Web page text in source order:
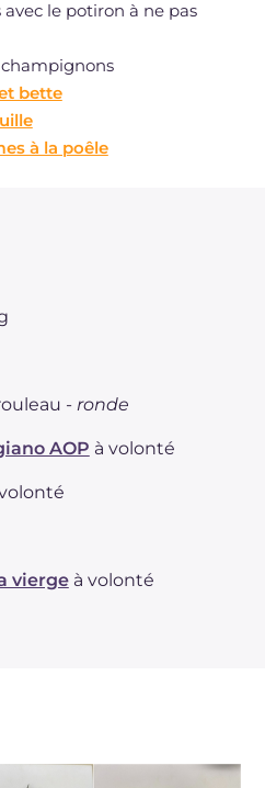
le potiron à ne pas
bette
à la poêle
- ronde
AOP à volonté
vierge à volonté